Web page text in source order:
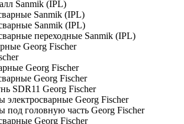
Sanmik (IPL)
Sanmik (IPL)
Sanmik (IPL)
переходные Sanmik (IPL)
Georg Fischer
Georg Fischer
Georg Fischer
SDR11 Georg Fischer
электросварные Georg Fischer
под головную часть Georg Fischer
Georg Fischer